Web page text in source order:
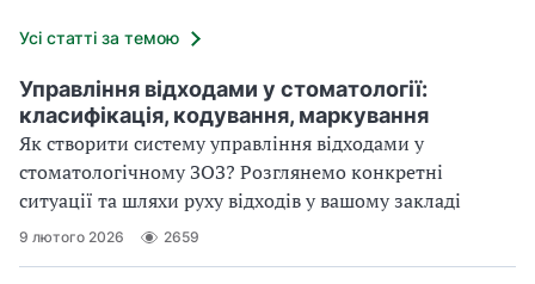
Усі статті за темою
Управління відходами у стоматології:
класифікація, кодування, маркування
Як створити систему управління відходами у
стоматологічному ЗОЗ? Розглянемо конкретні
ситуації та шляхи руху відходів у вашому закладі
9 лютого 2026 2659